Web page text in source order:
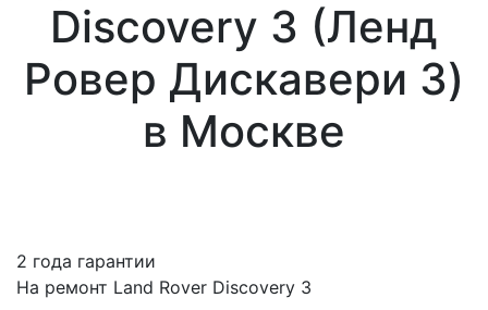
Discovery 3 (Ленд
Ровер Дискавери 3)
в Москве
2 года гарантии
На ремонт Land Rover Discovery 3